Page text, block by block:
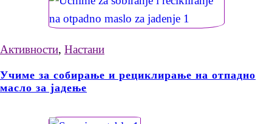
Активности, Настани
Учиме за собирање и рециклирање на отпадно
масло за јадење